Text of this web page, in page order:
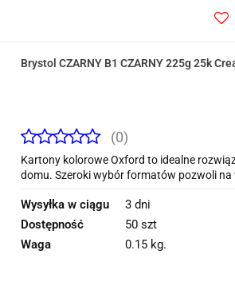
Brystol CZARNY B1 CZARNY 225g 25k
(0)
Kartony kolorowe Oxford to idealne
domu. Szeroki wybór formatów pozwoli
Wysyłka w ciągu
3 dni
Dostępność
50 szt
Waga
0.15 kg.